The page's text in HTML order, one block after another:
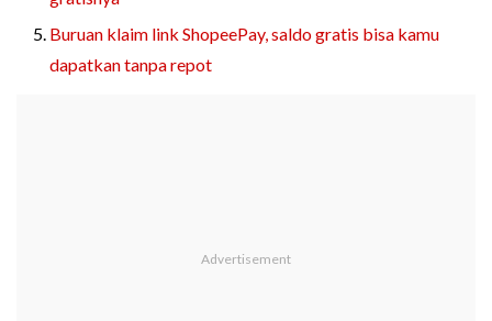
Buruan klaim link ShopeePay, saldo gratis bisa kamu
dapatkan tanpa repot